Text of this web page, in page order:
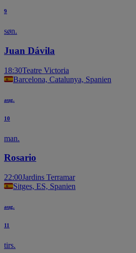
9
søn.
Juan Dávila
18:30Teatre Victoria
Barcelona, Catalunya, Spanien
aug.
10
man.
Rosario
22:00Jardins Terramar
Sitges, ES, Spanien
aug.
11
tirs.